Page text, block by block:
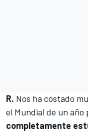
R. Nos ha costado
el Mundial de un año
completamente